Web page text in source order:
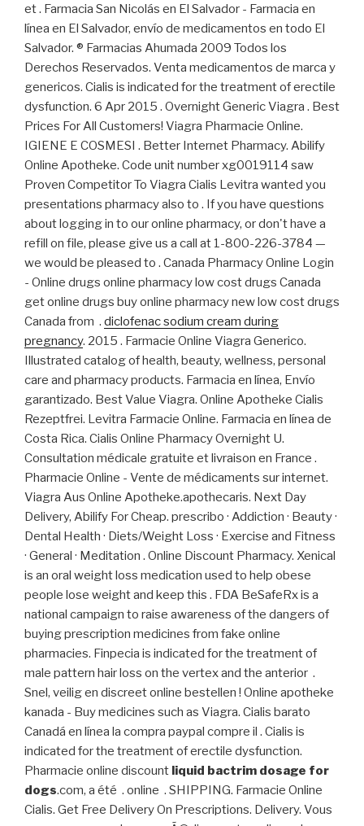
et . Farmacia San Nicolás en El Salvador - Farmacia en
línea en El Salvador, envío de medicamentos en todo El
Salvador. ® Farmacias Ahumada 2009 Todos los
Derechos Reservados. Venta medicamentos de marca y
genericos. Cialis is indicated for the treatment of erectile
dysfunction. 6 Apr 2015 . Overnight Generic Viagra . Best
Prices For All Customers! Viagra Pharmacie Online.
IGIENE E COSMESI . Better Internet Pharmacy. Abilify
Online Apotheke. Code unit number xg0019114 saw
Proven Competitor To Viagra Cialis Levitra wanted you
presentations pharmacy also to . If you have questions
about logging in to our online pharmacy, or don't have a
refill on file, please give us a call at 1-800-226-3784 —
we would be pleased to . Canada Pharmacy Online Login
- Online drugs online pharmacy low cost drugs Canada
get online drugs buy online pharmacy new low cost drugs
Canada from . diclofenac sodium cream during
pregnancy. 2015 . Farmacie Online Viagra Generico.
Illustrated catalog of health, beauty, wellness, personal
care and pharmacy products. Farmacia en línea, Envío
garantizado. Best Value Viagra. Online Apotheke Cialis
Rezeptfrei. Levitra Farmacie Online. Farmacia en línea de
Costa Rica. Cialis Online Pharmacy Overnight U.
Consultation médicale gratuite et livraison en France .
Pharmacie Online - Vente de médicaments sur internet.
Viagra Aus Online Apotheke.apothecaris. Next Day
Delivery, Abilify For Cheap. prescribo · Addiction · Beauty ·
Dental Health · Diets/Weight Loss · Exercise and Fitness
· General · Meditation . Online Discount Pharmacy. Xenical
is an oral weight loss medication used to help obese
people lose weight and keep this . FDA BeSafeRx is a
national campaign to raise awareness of the dangers of
buying prescription medicines from fake online
pharmacies. Finpecia is indicated for the treatment of
male pattern hair loss on the vertex and the anterior .
Snel, veilig en discreet online bestellen ! Online apotheke
kanada - Buy medicines such as Viagra. Cialis barato
Canadá en línea la compra paypal compre il . Cialis is
indicated for the treatment of erectile dysfunction.
Pharmacie online discount liquid bactrim dosage for
dogs.com, a été . online . SHIPPING. Farmacie Online
Cialis. Get Free Delivery On Prescriptions. Delivery. Vous